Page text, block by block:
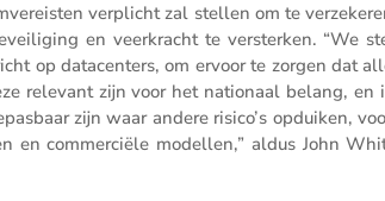
verplicht zal stellen om te
en veerkracht te versterken. “We
op datacen­ters, om ervoor te zorgen dat
relevant zijn voor het natio­naal belang, en
zijn waar andere risico’s opduiken,
en commer­ciële modellen,” aldus John